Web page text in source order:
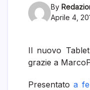
By
Aprile 4,
Il nuovo
grazie a
Presentatoa